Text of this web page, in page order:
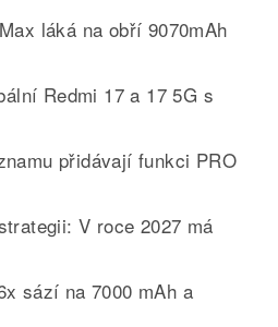
láká na obří 9070mAh
Redmi 17 a 17 5G s
přidávají funkci PRO
V roce 2027 má
sází na 7000 mAh a